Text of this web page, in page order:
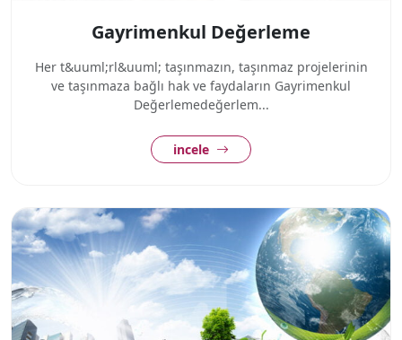
Gayrimenkul Değerleme
Her t&uuml;rl&uuml; taşınmazın, taşınmaz projelerinin
ve taşınmaza bağlı hak ve faydaların Gayrimenkul
Değerlemedeğerlem...
incele